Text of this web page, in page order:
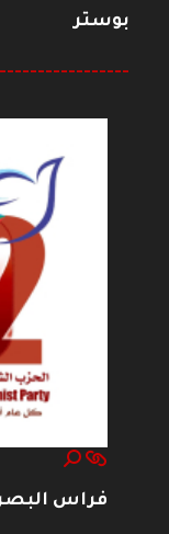
بوستر
فراس